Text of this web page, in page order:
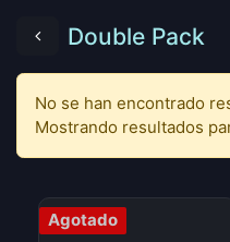
Double Pack
No se han encontrado
Mostrando resultados
Agotado